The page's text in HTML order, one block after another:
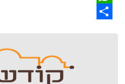
WhatsApp